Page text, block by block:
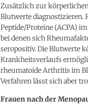
Zusätzlich zur
Blutwerte diagnostizieren.
Peptide/Proteine (ACPA)
bei denen sich
seropositiv. Die Blutwerte
Krankheitsverlaufs
rheumatoide Arthritis im
Verfahren lässt sich aber
Frauen nach der